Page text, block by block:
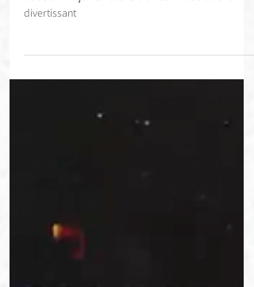
Nate Diaz s'impose face à Jorge Masvidal à la